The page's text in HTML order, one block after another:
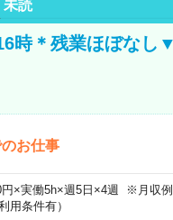
未読
時＊残業ほぼな
お仕事
×実働5h×週5日×4週 ※月収例
用条件有）